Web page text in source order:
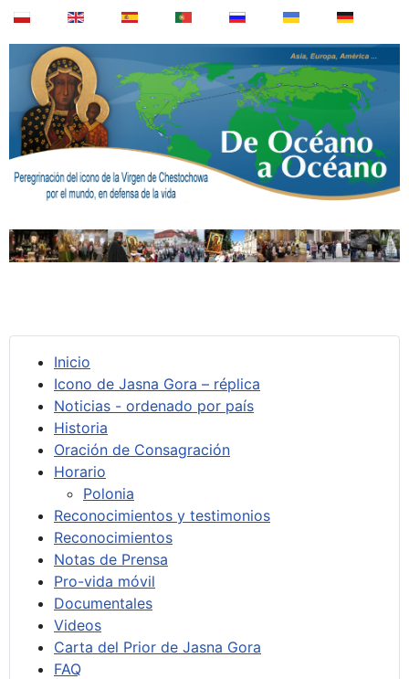
Inicio
Icono de Jasna Gora – réplica
Noticias - ordenado por país
Historia
Oración de Consagración
Horario
Polonia
Reconocimientos y testimonios
Reconocimientos
Notas de Prensa
Pro-vida móvil
Documentales
Videos
Carta del Prior de Jasna Gora
FAQ